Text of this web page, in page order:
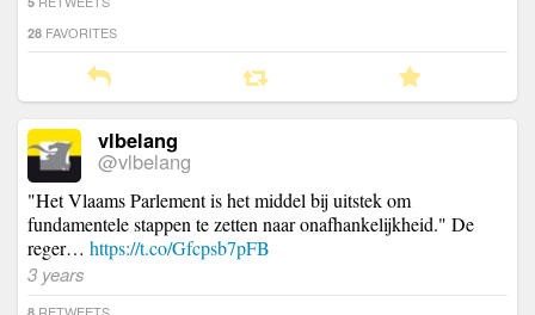
28 FAVORITES
vlbelang
@vlbelang
"Het Vlaams Parlement is het middel bij uitstek om
fundamentele stappen te zetten naar onafhankelijkheid." De
reger… https://t.co/Gfcpsb7pFB
3 years